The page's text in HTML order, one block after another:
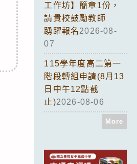
工作坊】簡章1份，
請貴校鼓勵教師
踴躍報名2026-08-
07
115學年度高二第一
階段轉組申請(8月13
日中午12點截
止)2026-08-06
More